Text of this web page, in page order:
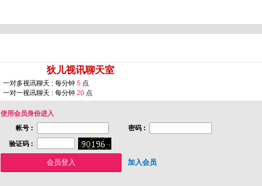
狄儿视讯聊天室
一对多视讯聊天 : 每分钟 5 点
一对一视讯聊天 : 每分钟 20 点
使用会员身份进入
帐号 :
密码 :
验证码 :
加入会员